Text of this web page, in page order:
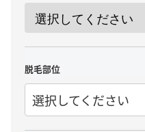
脱毛部位
選択してください